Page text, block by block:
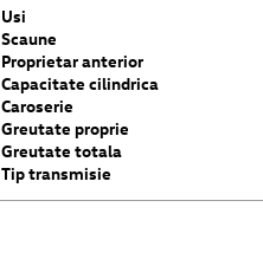
Usi
Scaune
Proprietar anterior
Capacitate cilindrica
Caroserie
Greutate proprie
Greutate totala
Tip transmisie